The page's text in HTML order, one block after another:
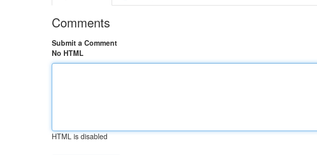
Comments
Submit a Comment
No HTML
HTML is disabled